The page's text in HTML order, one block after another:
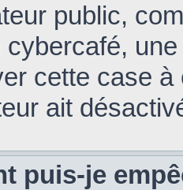
public,
cybercafé,
cette case à
ait
puis-je